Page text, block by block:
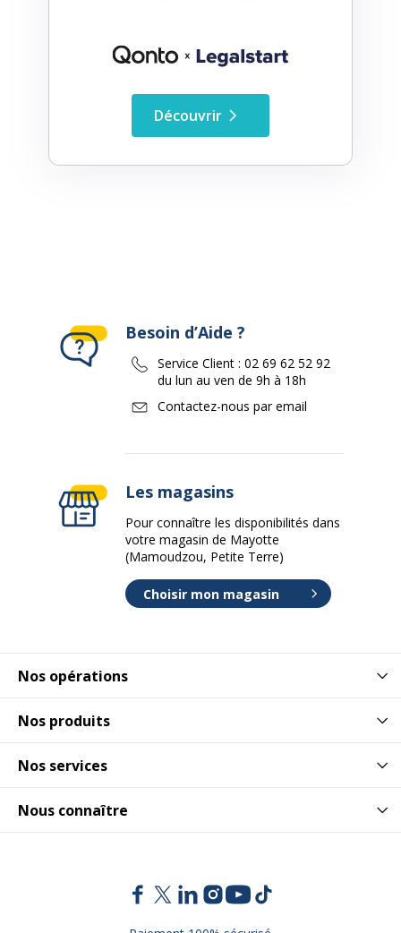
Découvrir
Nos opérations
Nos produits
Nos services
Nous connaître
Besoin d’Aide ?
Service Client : 02 69 62 52 92
du lun au ven de 9h à 18h
Contactez-nous par email
Les magasins
Pour connaître les disponibilités dans
votre magasin de Mayotte
(Mamoudzou, Petite Terre)
Choisir mon magasin